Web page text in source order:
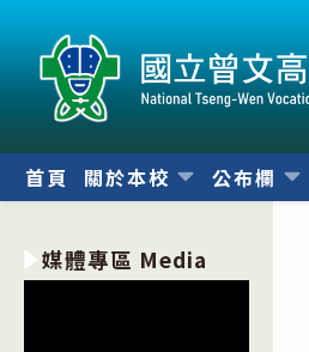
內
首頁 關於本校 公布欄
媒體專區 Media